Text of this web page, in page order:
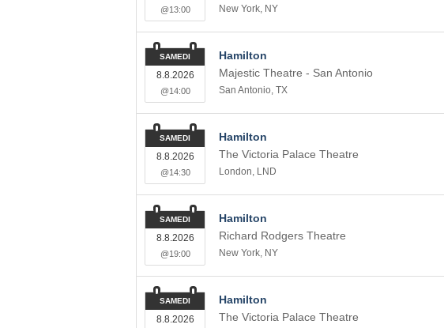
New York, NY
@13:00
Hamilton
Majestic Theatre - San Antonio
San Antonio, TX
SAMEDI
8.8.2026
@14:00
Hamilton
The Victoria Palace Theatre
London, LND
SAMEDI
8.8.2026
@14:30
Hamilton
Richard Rodgers Theatre
New York, NY
SAMEDI
8.8.2026
@19:00
Hamilton
The Victoria Palace Theatre
SAMEDI
8.8.2026